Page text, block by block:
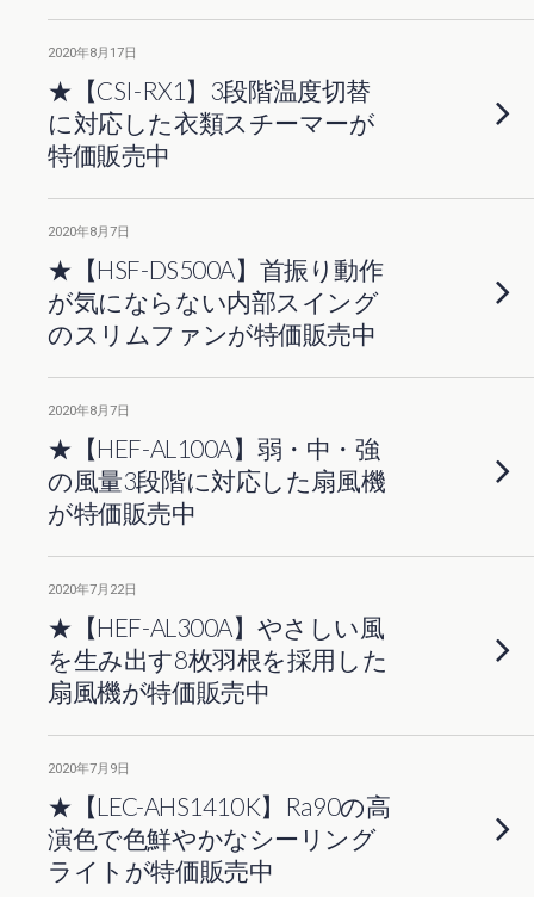
2020年8月17日
★【CSI-RX1】3段階温度切替
に対応した衣類スチーマーが
特価販売中
2020年8月7日
★【HSF-DS500A】首振り動作
が気にならない内部スイング
のスリムファンが特価販売中
2020年8月7日
★【HEF-AL100A】弱・中・強
の風量3段階に対応した扇風機
が特価販売中
2020年7月22日
★【HEF-AL300A】やさしい風
を生み出す8枚羽根を採用した
扇風機が特価販売中
2020年7月9日
★【LEC-AHS1410K】Ra90の高
演色で色鮮やかなシーリング
ライトが特価販売中